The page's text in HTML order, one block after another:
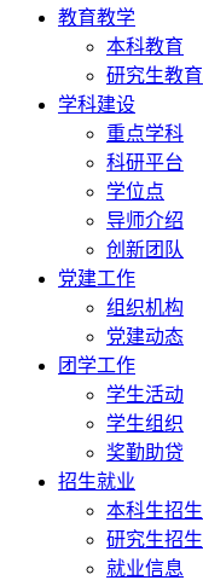
教育教学
本科教育
研究生教育
学科建设
重点学科
科研平台
学位点
导师介绍
创新团队
党建工作
组织机构
党建动态
团学工作
学生活动
学生组织
奖勤助贷
招生就业
本科生招生
研究生招生
就业信息